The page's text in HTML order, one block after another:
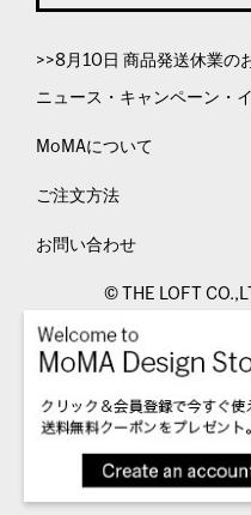
>>8月10日 商品発送休業の
ニュース・キャンペーン・
MoMAについて
ご注文方法
お問い合わせ
© THE LOFT
特定商取引法表示
カスタマーハラス
Visit